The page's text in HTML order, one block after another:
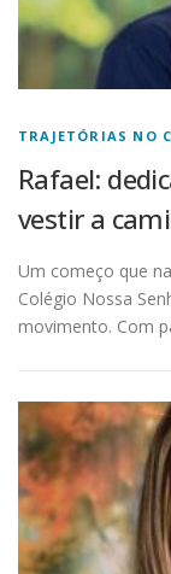
TRAJETÓRIAS NO
Rafael:
vestir a
Um começo que
Colégio Nossa
movimento. Com